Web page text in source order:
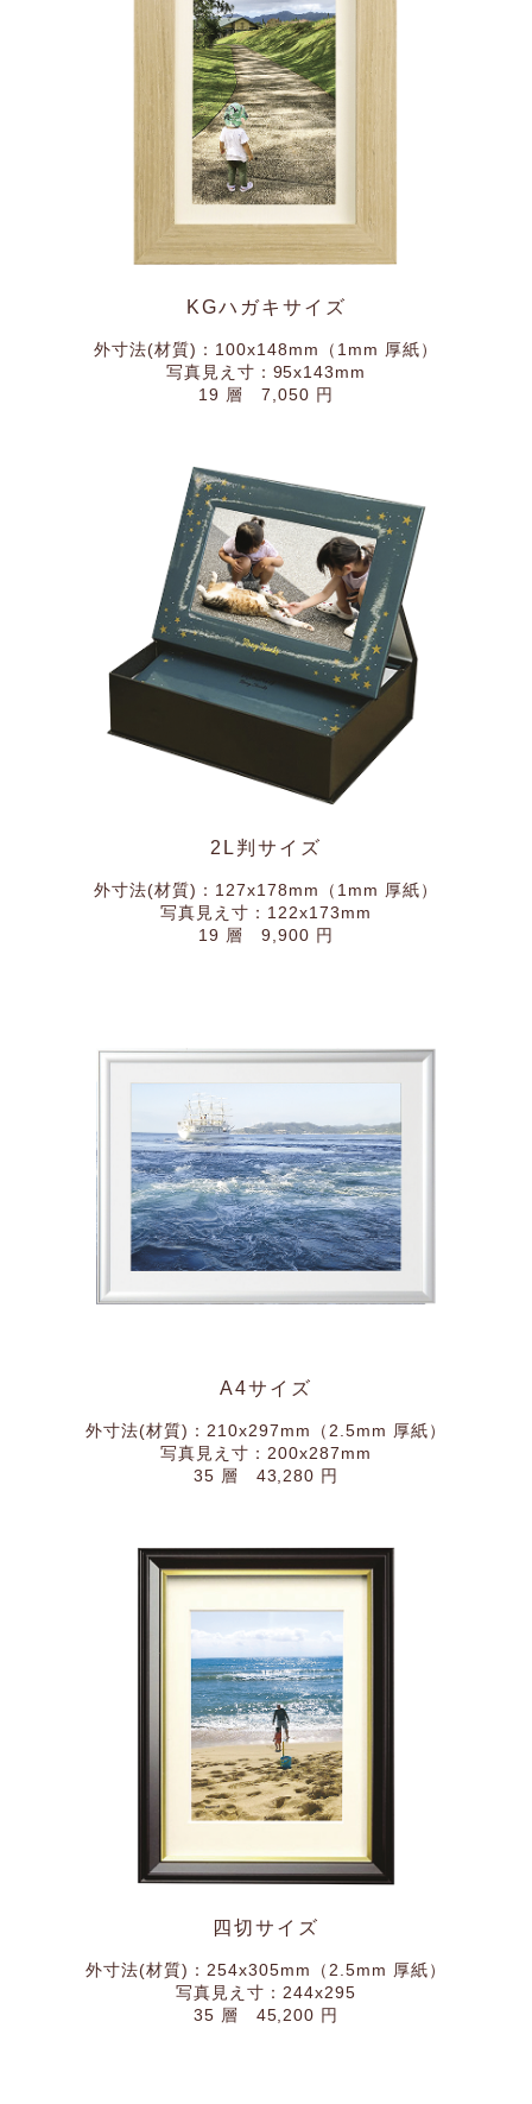
KGハガキサイズ
外寸法(材質)：100x148mm（1mm 厚紙）
写真見え寸：95x143mm
19 層 7,050 円
2L判サイズ
外寸法(材質)：127x178mm（1mm 厚紙）
写真見え寸：122x173mm
19 層 9,900 円
A4サイズ
外寸法(材質)：210x297mm（2.5mm 厚紙）
写真見え寸：200x287mm
35 層 43,280 円
四切サイズ
外寸法(材質)：254x305mm（2.5mm 厚紙）
写真見え寸：244x295
35 層 45,200 円